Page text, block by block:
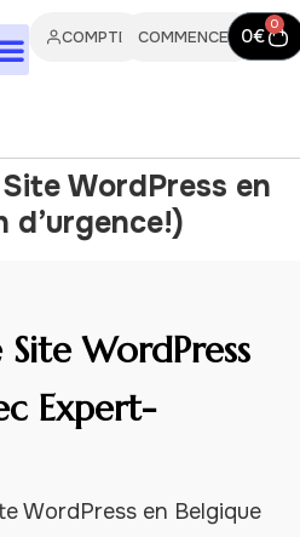
COMPTE COMMENCER 0€ 0
WordPress en
d’urgence!)
WordPress
Expert-